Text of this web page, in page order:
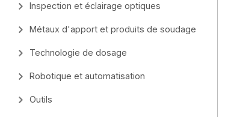
Inspection et éclairage optiques
Métaux d'apport et produits de soudage
Technologie de dosage
Robotique et automatisation
Outils